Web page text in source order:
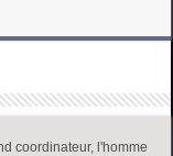
coordinateur, l'homme